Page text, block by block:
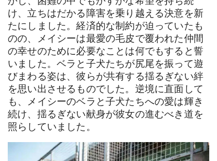
け、立ちはだかる障害を乗り越える決意を新
たにしました。経済的な制約が迫っていたも
のの、メイシーは最愛の毛皮で覆われた仲間
の幸せのために必要なことは何でもすると誓
いました。ベラと子犬たちが尻尾を振って遊
びまわる姿は、彼らが共有する揺るぎない絆
を思い出させるものでした。逆境に直面して
も、メイシーのベラと子犬たちへの愛は輝き
続け、揺るぎない献身が彼女の進むべき道を
照らしていました。